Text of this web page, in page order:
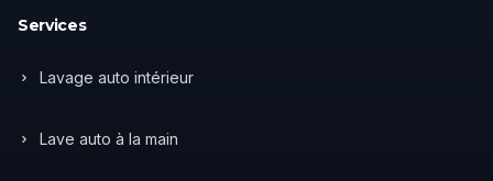
Services
Lavage auto intérieur
Lave auto à la main